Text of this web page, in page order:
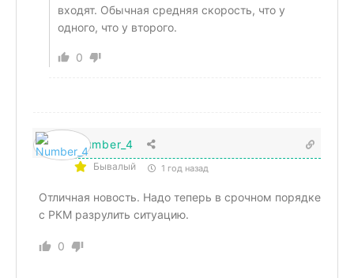
входят. Обычная средняя скорость, что у
одного, что у второго.
0
Number_4
Бывалый 1 год назад
Отличная новость. Надо теперь в срочном порядке
с РКМ разрулить ситуацию.
0